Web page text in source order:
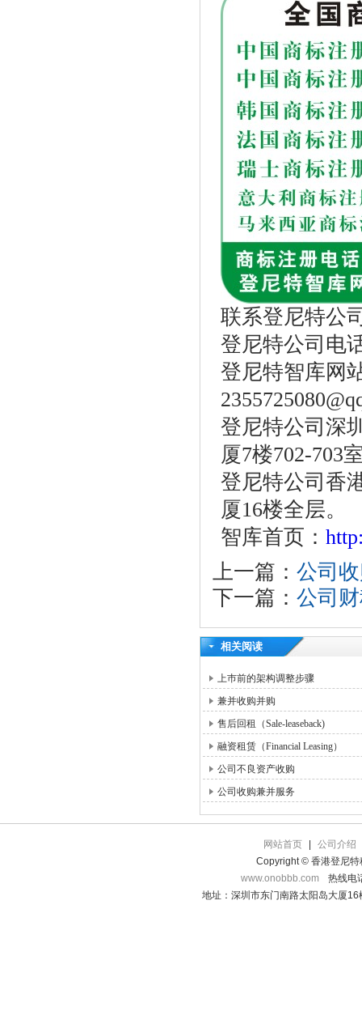
联系登尼特公
登尼特公司电
登尼特智库网
登尼特公司深
厦7楼702-703
登尼特公司香
厦16楼全层。
智库首页：
上一篇： 公司
下一篇： 公司
相关阅读
上巿前的架构调整步骤
兼并收购并购
售后回租（Sale-leaseback)
融资租赁（Financial Leasing）
公司不良资产收购
公司收购兼并服务
网站首页
公司介绍
Copyright © 香港登尼特
www.onobbb.com
热线电
地址：深圳市东门南路太阳岛大厦